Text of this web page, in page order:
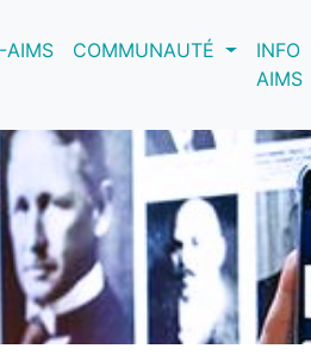
AIMS COMMUNAUTÉ
INFO
AIMS